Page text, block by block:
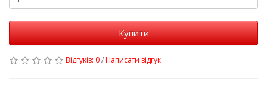
Купити
Відгуків: 0/Написати відгук